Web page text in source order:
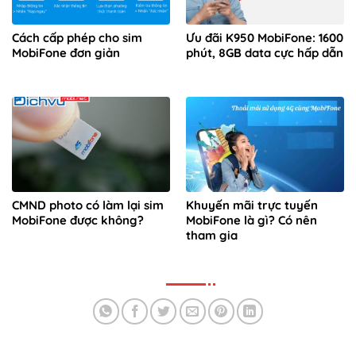
Cách cấp phép cho sim
MobiFone đơn giản
Ưu đãi K950 MobiFone: 1600
phút, 8GB data cực hấp dẫn
CMND photo có làm lại sim
MobiFone được không?
Khuyến mãi trực tuyến
MobiFone là gì? Có nên
tham gia